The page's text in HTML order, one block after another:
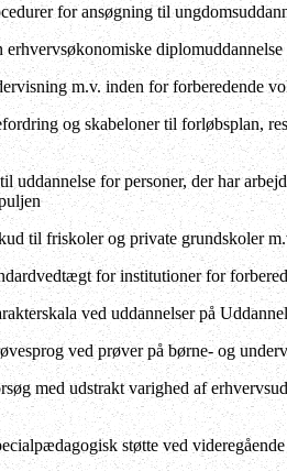
for ansøgning til
erhvervsøkonomiske
m.v. inden for forberedende
og skabeloner til forløbsplan,
uddannelse for personer, der har
til friskoler og private grundskoler
for institutioner for
ved uddannelser på
ved prøver på børne- og
med udstrakt varighed af
støtte ved